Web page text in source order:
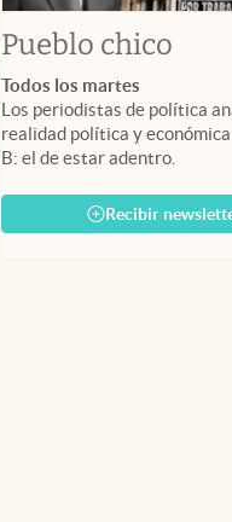
Pueblo chico
Todos los martes
Los periodistas de política
realidad política y
B: el de estar adentro.
Recibir